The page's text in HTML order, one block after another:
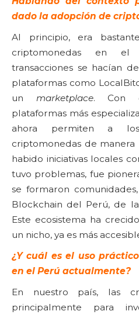
dado la adopción de
Al principio, era
criptomonedas en el
transacciones se hacían
plataformas como
un marketplace. Con
plataformas más
ahora permiten a
criptomonedas de manera
habido iniciativas locales
tuvo problemas, fue
se formaron
Blockchain del Perú, de
Este ecosistema ha
un nicho, ya es más
¿Y cuál es el uso
en el Perú actualmente?
En nuestro país, las
principalmente para